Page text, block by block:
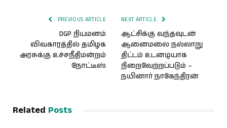
PREVIOUS ARTICLE
DGP நியமனம்
விவகாரத்தில் தமிழக
அரசுக்கு உச்சநீதிமன்றம்
நோட்டீஸ்
NEXT ARTICLE
ஆட்சிக்கு வந்தவுடன்
ஆனைமலை நல்லாறு
திட்டம் உடனடியாக
நிறைவேற்றப்படும் –
நயினார் நாகேந்திரன்
Related Posts